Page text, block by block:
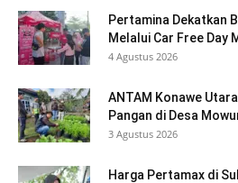
Pertamina Dekatkan
Melalui Car Free Day
4 Agustus 2026
ANTAM Konawe
Pangan di Desa
3 Agustus 2026
Harga Pertamax di